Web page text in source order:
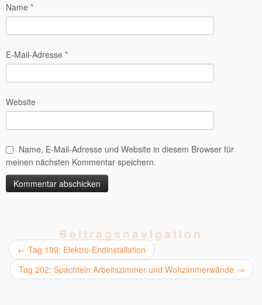
Name *
E-Mail-Adresse *
Website
Name, E-Mail-Adresse und Website in diesem Browser für
meinen nächsten Kommentar speichern.
Beitragsnavigation
← Tag 199: Elektro-Endinstallation
Tag 202: Spachteln Arbeitszimmer und Wohzimmerwände →